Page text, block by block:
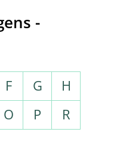
-
F G
H
O P
R